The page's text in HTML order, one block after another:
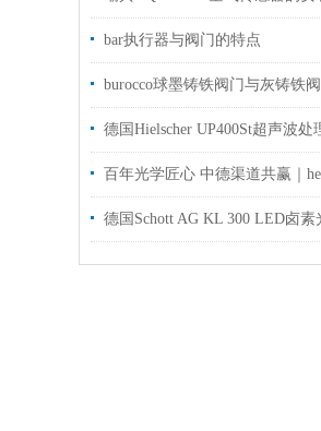
bar执行器与阀门的特点